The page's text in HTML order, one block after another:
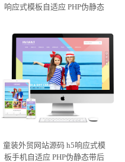
响应式模板自适应 PHP伪静态
童装外贸网站源码 h5响应式模
板手机自适应 PHP伪静态带后